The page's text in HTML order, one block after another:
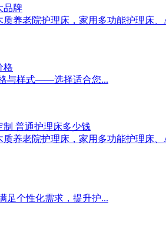
品牌
养老院护理床，家用多功能护理床
格
格与样式——选择适合您...
普通护理床多少钱
养老院护理床，家用多功能护理床
足个性化需求，提升护...